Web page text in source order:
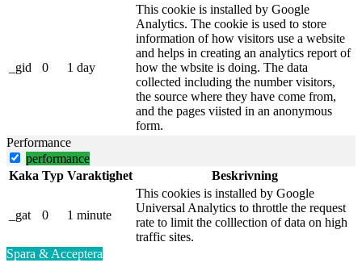
_gid 0 1 day
This cookie is installed by Google
Analytics. The cookie is used to store
information of how visitors use a website
and helps in creating an analytics report of
how the wbsite is doing. The data
collected including the number visitors,
the source where they have come from,
and the pages viisted in an anonymous
form.
Performance
performance
Kaka Typ Varaktighet Beskrivning
_gat 0 1 minute
This cookies is installed by Google
Universal Analytics to throttle the request
rate to limit the colllection of data on high
traffic sites.
Spara & Acceptera